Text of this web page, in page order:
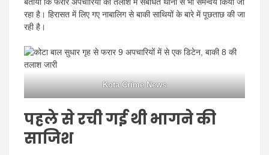
रहा है। हिरासत में लिए गए नाबालिग से बाकी साथियों के बारे में पूछताछ की जा
रही है।
Kota Crime News
पहले से रची गई थी भागने की
साजिश